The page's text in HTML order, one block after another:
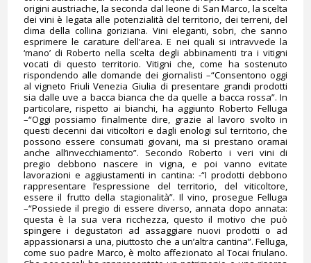
origini austriache, la seconda dal leone di San Marco, la scelta
dei vini è legata alle potenzialità del territorio, dei terreni, del
clima della collina goriziana. Vini eleganti, sobri, che sanno
esprimere le carature dell’area. E nei quali si intravvede la
‘mano’ di Roberto nella scelta degli abbinamenti tra i vitigni
vocati di questo territorio. Vitigni che, come ha sostenuto
rispondendo alle domande dei giornalisti –“Consentono oggi
al vigneto Friuli Venezia Giulia di presentare grandi prodotti
sia dalle uve a bacca bianca che da quelle a bacca rossa”. In
particolare, rispetto ai bianchi, ha aggiunto Roberto Felluga
–“Oggi possiamo finalmente dire, grazie al lavoro svolto in
questi decenni dai viticoltori e dagli enologi sul territorio, che
possono essere consumati giovani, ma si prestano oramai
anche all’invecchiamento”. Secondo Roberto i veri vini di
pregio debbono nascere in vigna, e poi vanno evitate
lavorazioni e aggiustamenti in cantina: -“I prodotti debbono
rappresentare l’espressione del territorio, del viticoltore,
essere il frutto della stagionalità”. Il vino, prosegue Felluga
–“Possiede il pregio di essere diverso, annata dopo annata:
questa è la sua vera ricchezza, questo il motivo che può
spingere i degustatori ad assaggiare nuovi prodotti o ad
appassionarsi a una, piuttosto che a un’altra cantina”. Felluga,
come suo padre Marco, è molto affezionato al Tocai friulano.